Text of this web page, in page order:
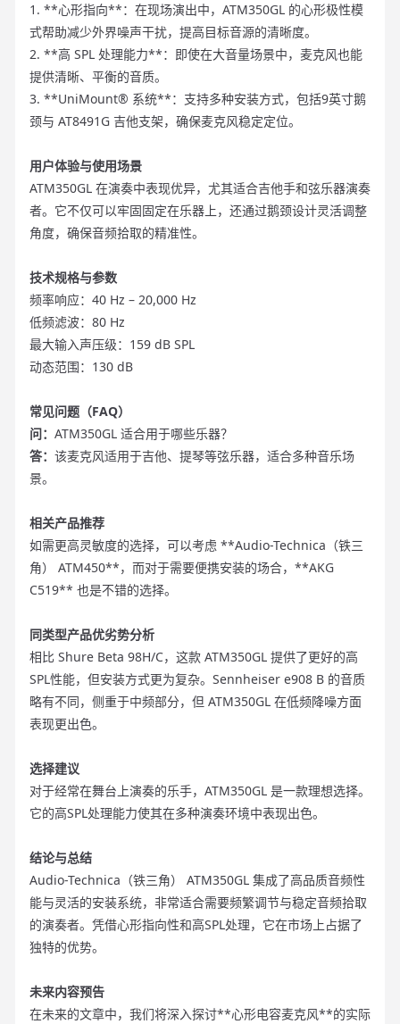
1. **心形指向**：在现场演出中，ATM350GL 的心形极性模
式帮助减少外界噪声干扰，提高目标音源的清晰度。
2. **高 SPL 处理能力**：即使在大音量场景中，麦克风也能
提供清晰、平衡的音质。
3. **UniMount® 系统**：支持多种安装方式，包括9英寸鹅
颈与 AT8491G 吉他支架，确保麦克风稳定定位。
用户体验与使用场景
ATM350GL 在演奏中表现优异，尤其适合吉他手和弦乐器演奏
者。它不仅可以牢固固定在乐器上，还通过鹅颈设计灵活调整
角度，确保音频拾取的精准性。
技术规格与参数
频率响应：40 Hz – 20,000 Hz
低频滤波：80 Hz
最大输入声压级：159 dB SPL
动态范围：130 dB
常见问题（FAQ）
问： ATM350GL 适合用于哪些乐器？
答： 该麦克风适用于吉他、提琴等弦乐器，适合多种音乐场
景。
相关产品推荐
如需更高灵敏度的选择，可以考虑 **Audio-Technica（铁三
角） ATM450**，而对于需要便携安装的场合，**AKG
C519** 也是不错的选择。
同类型产品优劣势分析
相比 Shure Beta 98H/C，这款 ATM350GL 提供了更好的高
SPL性能，但安装方式更为复杂。Sennheiser e908 B 的音质
略有不同，侧重于中频部分，但 ATM350GL 在低频降噪方面
表现更出色。
选择建议
对于经常在舞台上演奏的乐手，ATM350GL 是一款理想选择。
它的高SPL处理能力使其在多种演奏环境中表现出色。
结论与总结
Audio-Technica（铁三角） ATM350GL 集成了高品质音频性
能与灵活的安装系统，非常适合需要频繁调节与稳定音频拾取
的演奏者。凭借心形指向性和高SPL处理，它在市场上占据了
独特的优势。
未来内容预告
在未来的文章中，我们将深入探讨**心形电容麦克风**的实际